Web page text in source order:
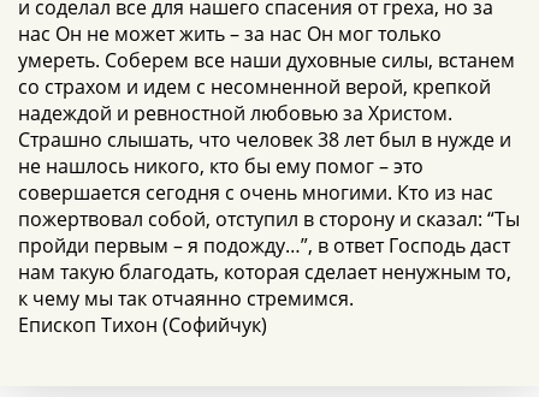
и соделал все для нашего спасения от греха, но за
нас Он не может жить – за нас Он мог только
умереть. Соберем все наши духовные силы, встанем
со страхом и идем с несомненной верой, крепкой
надеждой и ревностной любовью за Христом.
Страшно слышать, что человек 38 лет был в нужде и
не нашлось никого, кто бы ему помог – это
совершается сегодня с очень многими. Кто из нас
пожертвовал собой, отступил в сторону и сказал: “Ты
пройди первым – я подожду…”, в ответ Господь даст
нам такую благодать, которая сделает ненужным то,
к чему мы так отчаянно стремимся.
Епископ Тихон (Софийчук)